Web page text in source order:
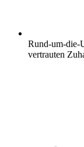
Rund-um-die-
vertrauten